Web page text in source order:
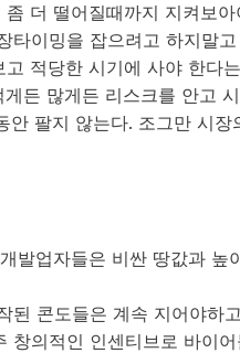
더 떨어질때까지 지켜보
타이밍을 잡으려고 하지말
적당한 시기에 사야 한다
든 많게든 리스크를 안고
팔지 않는다. 조그만 시
발업자들은 비싼 땅값과
된 콘도들은 계속 지어야하
창의적인 인센티브로 바이